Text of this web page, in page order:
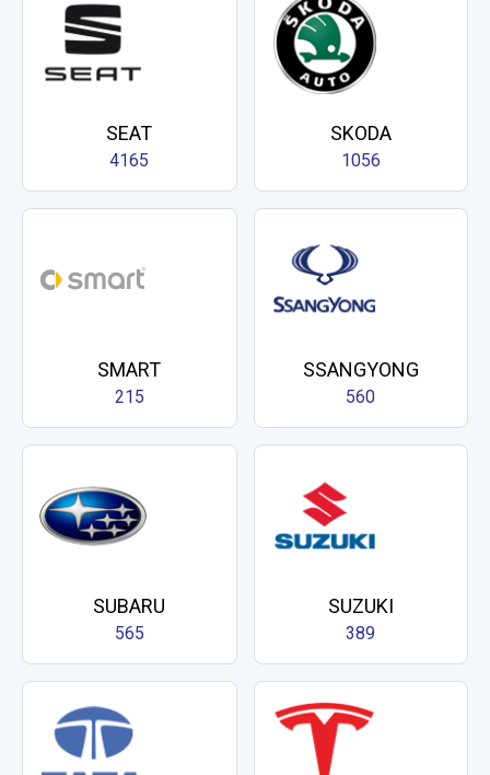
SEAT
4165
SKODA
1056
SMART
215
SSANGYONG
560
SUBARU
565
SUZUKI
389